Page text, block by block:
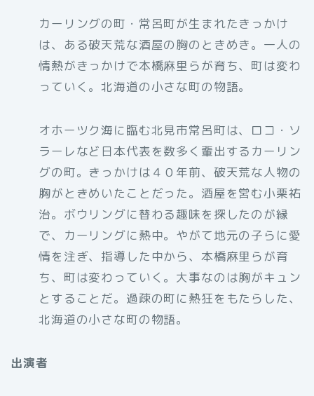
カーリングの町・常呂町が生まれたきっかけ
は、ある破天荒な酒屋の胸のときめき。一人の
情熱がきっかけで本橋麻里らが育ち、町は変わ
っていく。北海道の小さな町の物語。
オホーツク海に臨む北見市常呂町は、ロコ・ソ
ラーレなど日本代表を数多く輩出するカーリン
グの町。きっかけは４０年前、破天荒な人物の
胸がときめいたことだった。酒屋を営む小栗祐
治。ボウリングに替わる趣味を探したのが縁
で、カーリングに熱中。やがて地元の子らに愛
情を注ぎ、指導した中から、本橋麻里らが育
ち、町は変わっていく。大事なのは胸がキュン
とすることだ。過疎の町に熱狂をもたらした、
北海道の小さな町の物語。
出演者